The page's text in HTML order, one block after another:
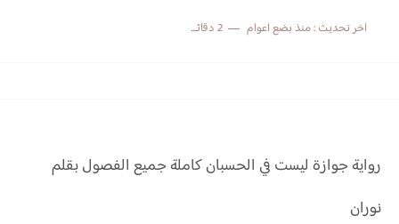
اخر تحديث :منذ بضع اعوام 2 دقائق للقراءة
رواية جوازة ليست في الحسبان كاملة جميع الفصول بقلم
نوران